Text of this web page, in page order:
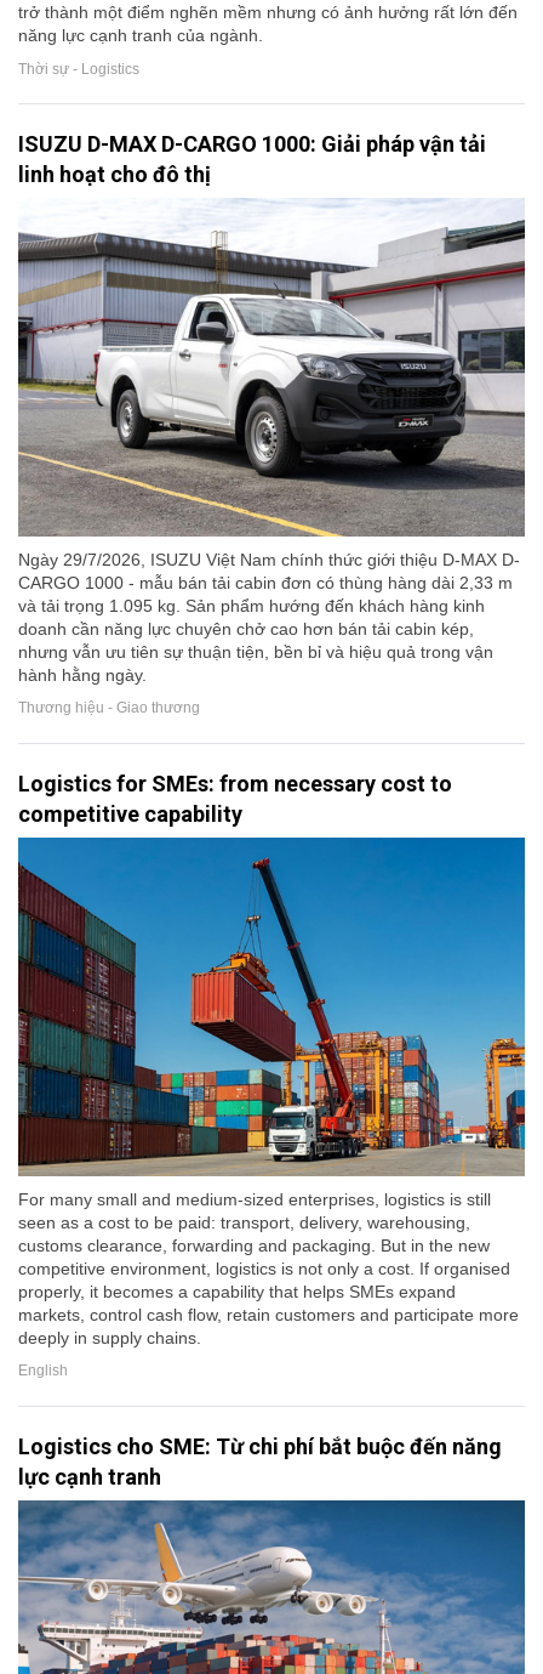
trở thành một điểm nghẽn mềm nhưng có ảnh hưởng rất lớn đến
năng lực cạnh tranh của ngành.
Thời sự - Logistics
ISUZU D-MAX D-CARGO 1000: Giải pháp vận tải
linh hoạt cho đô thị
Ngày 29/7/2026, ISUZU Việt Nam chính thức giới thiệu D-MAX D-
CARGO 1000 - mẫu bán tải cabin đơn có thùng hàng dài 2,33 m
và tải trọng 1.095 kg. Sản phẩm hướng đến khách hàng kinh
doanh cần năng lực chuyên chở cao hơn bán tải cabin kép,
nhưng vẫn ưu tiên sự thuận tiện, bền bỉ và hiệu quả trong vận
hành hằng ngày.
Thương hiệu - Giao thương
Logistics for SMEs: from necessary cost to
competitive capability
For many small and medium-sized enterprises, logistics is still
seen as a cost to be paid: transport, delivery, warehousing,
customs clearance, forwarding and packaging. But in the new
competitive environment, logistics is not only a cost. If organised
properly, it becomes a capability that helps SMEs expand
markets, control cash flow, retain customers and participate more
deeply in supply chains.
English
Logistics cho SME: Từ chi phí bắt buộc đến năng
lực cạnh tranh